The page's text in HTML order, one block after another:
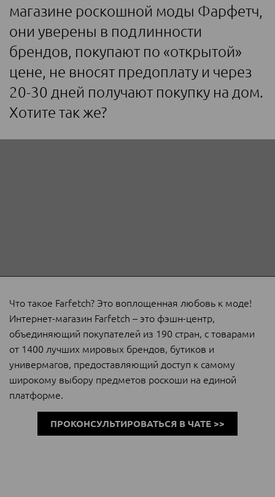
магазине роскошной моды Фарфетч,
они уверены в подлинности
брендов, покупают по «открытой»
цене, не вносят предоплату и через
20-30 дней получают покупку на дом.
Хотите так же?
Что такое Farfetch? Это воплощенная любовь к моде!
Интернет-магазин Farfetch – это фэшн-центр,
объединяющий покупателей из 190 стран, с товарами
от 1400 лучших мировых брендов, бутиков и
универмагов, предоставляющий доступ к самому
широкому выбору предметов роскоши на единой
платформе.
ПРОКОНСУЛЬТИРОВАТЬСЯ В ЧАТЕ >>